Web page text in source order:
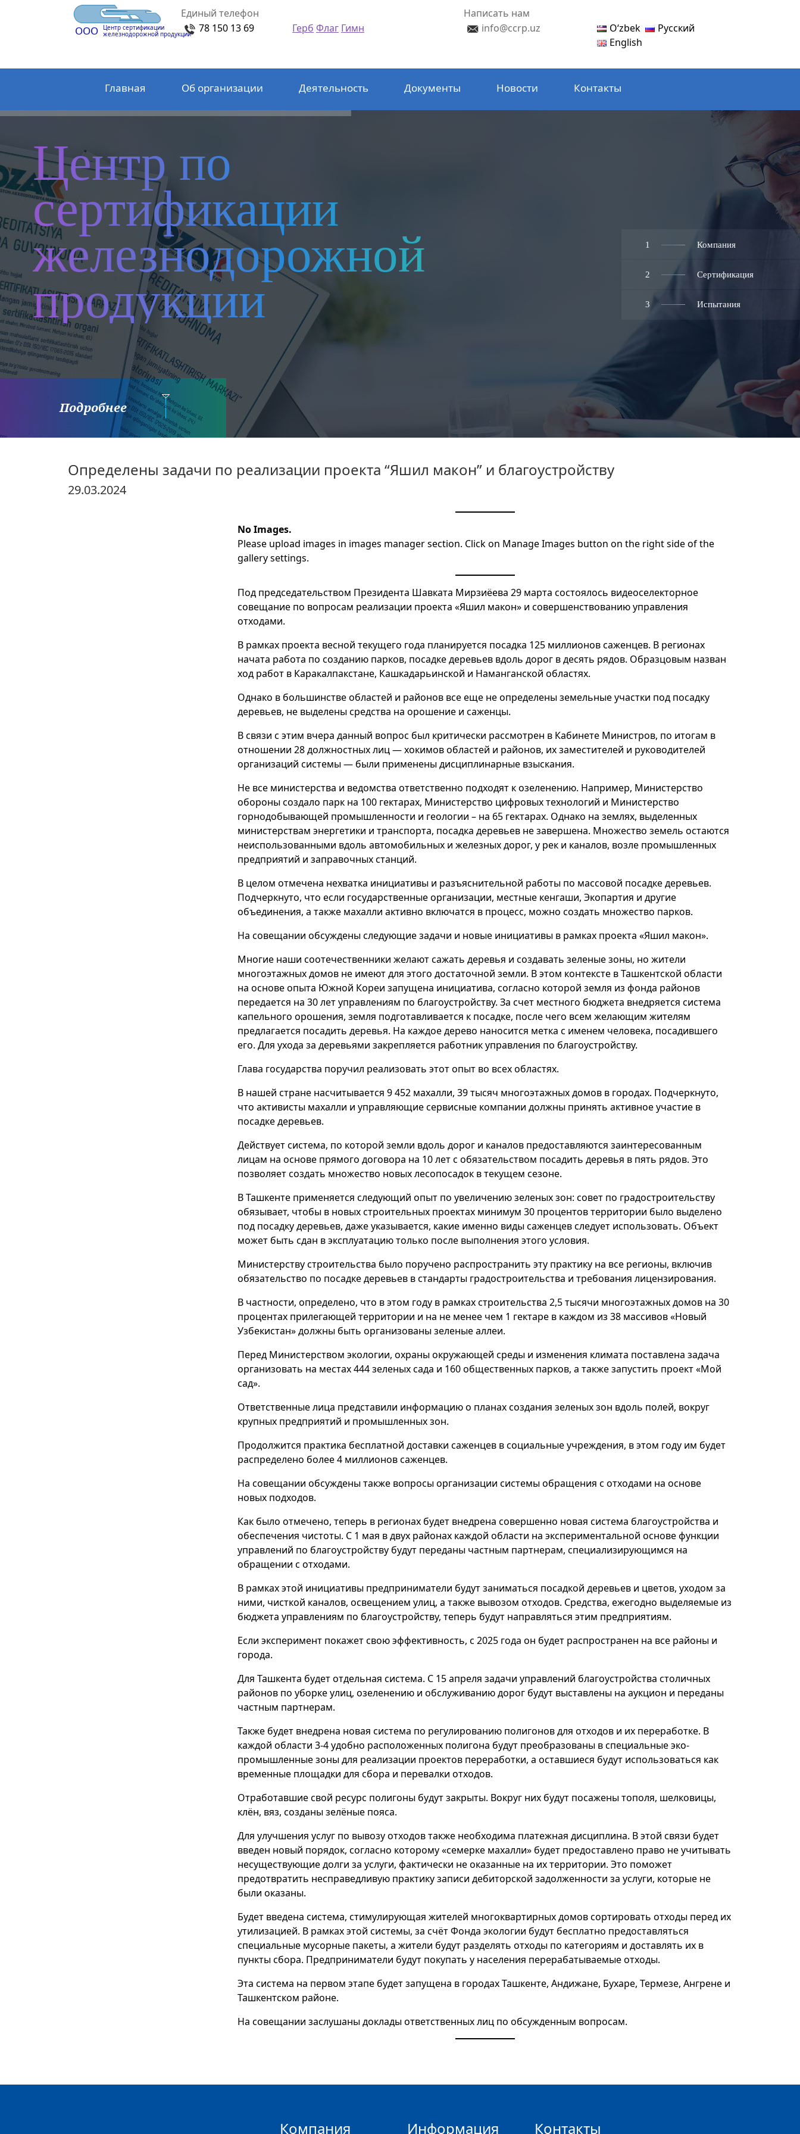
ООО Центр сертификации
железнодорожной продукции
Единый телефон
78 150 13 69
Герб Флаг Гимн
Написать нам
info@ccrp.uz
Oʻzbek
Русский
English
Главная Об организации Деятельность Документы Новости Контакты
1 Компания
2 Сертификация
3 Испытания
Центр по
сертификации
железнодорожной
продукции
Подробнее
Определены задачи по реализации проекта “Яшил макон” и благоустройству
29.03.2024
No Images.
Please upload images in images manager section. Click on Manage Images button on the right side of the
gallery settings.
Под председательством Президента Шавката Мирзиёева 29 марта состоялось видеоселекторное
совещание по вопросам реализации проекта «Яшил макон» и совершенствованию управления
отходами.
В рамках проекта весной текущего года планируется посадка 125 миллионов саженцев. В регионах
начата работа по созданию парков, посадке деревьев вдоль дорог в десять рядов. Образцовым назван
ход работ в Каракалпакстане, Кашкадарьинской и Наманганской областях.
Однако в большинстве областей и районов все еще не определены земельные участки под посадку
деревьев, не выделены средства на орошение и саженцы.
В связи с этим вчера данный вопрос был критически рассмотрен в Кабинете Министров, по итогам в
отношении 28 должностных лиц — хокимов областей и районов, их заместителей и руководителей
организаций системы — были применены дисциплинарные взыскания.
Не все министерства и ведомства ответственно подходят к озеленению. Например, Министерство
обороны создало парк на 100 гектарах, Министерство цифровых технологий и Министерство
горнодобывающей промышленности и геологии – на 65 гектарах. Однако на землях, выделенных
министерствам энергетики и транспорта, посадка деревьев не завершена. Множество земель остаются
неиспользованными вдоль автомобильных и железных дорог, у рек и каналов, возле промышленных
предприятий и заправочных станций.
В целом отмечена нехватка инициативы и разъяснительной работы по массовой посадке деревьев.
Подчеркнуто, что если государственные организации, местные кенгаши, Экопартия и другие
объединения, а также махалли активно включатся в процесс, можно создать множество парков.
На совещании обсуждены следующие задачи и новые инициативы в рамках проекта «Яшил макон».
Многие наши соотечественники желают сажать деревья и создавать зеленые зоны, но жители
многоэтажных домов не имеют для этого достаточной земли. В этом контексте в Ташкентской области
на основе опыта Южной Кореи запущена инициатива, согласно которой земля из фонда районов
передается на 30 лет управлениям по благоустройству. За счет местного бюджета внедряется система
капельного орошения, земля подготавливается к посадке, после чего всем желающим жителям
предлагается посадить деревья. На каждое дерево наносится метка с именем человека, посадившего
его. Для ухода за деревьями закрепляется работник управления по благоустройству.
Глава государства поручил реализовать этот опыт во всех областях.
В нашей стране насчитывается 9 452 махалли, 39 тысяч многоэтажных домов в городах. Подчеркнуто,
что активисты махалли и управляющие сервисные компании должны принять активное участие в
посадке деревьев.
Действует система, по которой земли вдоль дорог и каналов предоставляются заинтересованным
лицам на основе прямого договора на 10 лет с обязательством посадить деревья в пять рядов. Это
позволяет создать множество новых лесопосадок в текущем сезоне.
В Ташкенте применяется следующий опыт по увеличению зеленых зон: совет по градостроительству
обязывает, чтобы в новых строительных проектах минимум 30 процентов территории было выделено
под посадку деревьев, даже указывается, какие именно виды саженцев следует использовать. Объект
может быть сдан в эксплуатацию только после выполнения этого условия.
Министерству строительства было поручено распространить эту практику на все регионы, включив
обязательство по посадке деревьев в стандарты градостроительства и требования лицензирования.
В частности, определено, что в этом году в рамках строительства 2,5 тысячи многоэтажных домов на 30
процентах прилегающей территории и на не менее чем 1 гектаре в каждом из 38 массивов «Новый
Узбекистан» должны быть организованы зеленые аллеи.
Перед Министерством экологии, охраны окружающей среды и изменения климата поставлена задача
организовать на местах 444 зеленых сада и 160 общественных парков, а также запустить проект «Мой
сад».
Ответственные лица представили информацию о планах создания зеленых зон вдоль полей, вокруг
крупных предприятий и промышленных зон.
Продолжится практика бесплатной доставки саженцев в социальные учреждения, в этом году им будет
распределено более 4 миллионов саженцев.
На совещании обсуждены также вопросы организации системы обращения с отходами на основе
новых подходов.
Как было отмечено, теперь в регионах будет внедрена совершенно новая система благоустройства и
обеспечения чистоты. С 1 мая в двух районах каждой области на экспериментальной основе функции
управлений по благоустройству будут переданы частным партнерам, специализирующимся на
обращении с отходами.
В рамках этой инициативы предприниматели будут заниматься посадкой деревьев и цветов, уходом за
ними, чисткой каналов, освещением улиц, а также вывозом отходов. Средства, ежегодно выделяемые из
бюджета управлениям по благоустройству, теперь будут направляться этим предприятиям.
Если эксперимент покажет свою эффективность, с 2025 года он будет распространен на все районы и
города.
Для Ташкента будет отдельная система. С 15 апреля задачи управлений благоустройства столичных
районов по уборке улиц, озеленению и обслуживанию дорог будут выставлены на аукцион и переданы
частным партнерам.
Также будет внедрена новая система по регулированию полигонов для отходов и их переработке. В
каждой области 3-4 удобно расположенных полигона будут преобразованы в специальные эко-
промышленные зоны для реализации проектов переработки, а оставшиеся будут использоваться как
временные площадки для сбора и перевалки отходов.
Отработавшие свой ресурс полигоны будут закрыты. Вокруг них будут посажены тополя, шелковицы,
клён, вяз, созданы зелёные пояса.
Для улучшения услуг по вывозу отходов также необходима платежная дисциплина. В этой связи будет
введен новый порядок, согласно которому «семерке махалли» будет предоставлено право не учитывать
несуществующие долги за услуги, фактически не оказанные на их территории. Это поможет
предотвратить несправедливую практику записи дебиторской задолженности за услуги, которые не
были оказаны.
Будет введена система, стимулирующая жителей многоквартирных домов сортировать отходы перед их
утилизацией. В рамках этой системы, за счёт Фонда экологии будут бесплатно предоставляться
специальные мусорные пакеты, а жители будут разделять отходы по категориям и доставлять их в
пункты сбора. Предприниматели будут покупать у населения перерабатываемые отходы.
Эта система на первом этапе будет запущена в городах Ташкенте, Андижане, Бухаре, Термезе, Ангрене и
Ташкентском районе.
На совещании заслушаны доклады ответственных лиц по обсужденным вопросам.
Компания Информация Контакты